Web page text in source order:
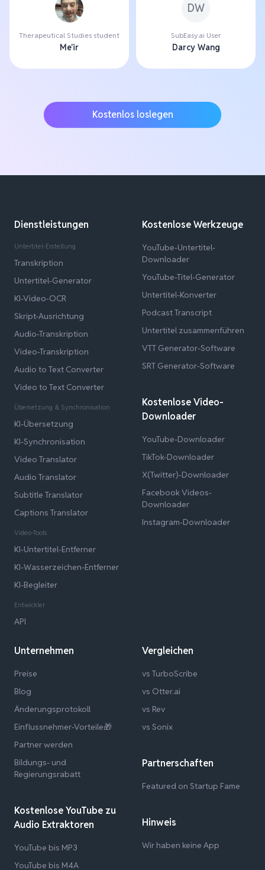
Therapeutical Studies student
Me'ir
DW
SubEasy.ai User
Darcy Wang
Kostenlos loslegen
Dienstleistungen
Untertitel-Erstellung
Transkription
Untertitel-Generator
KI-Video-OCR
Skript-Ausrichtung
Audio-Transkription
Video-Transkription
Audio to Text Converter
Video to Text Converter
Übersetzung & Synchronisation
KI-Übersetzung
KI-Synchronisation
Video Translator
Audio Translator
Subtitle Translator
Captions Translator
Video-Tools
KI-Untertitel-Entferner
KI-Wasserzeichen-Entferner
KI-Begleiter
Entwickler
API
Kostenlose Werkzeuge
YouTube-Untertitel-
Downloader
YouTube-Titel-Generator
Untertitel-Konverter
Podcast Transcript
Untertitel zusammenführen
VTT Generator-Software
SRT Generator-Software
Kostenlose Video-
Downloader
YouTube-Downloader
TikTok-Downloader
X(Twitter)-Downloader
Facebook Videos-
Downloader
Instagram-Downloader
Unternehmen
Preise
Blog
Änderungsprotokoll
Einflussnehmer-Vorteile🎁
Partner werden
Bildungs- und
Regierungsrabatt
Kostenlose YouTube zu
Audio Extraktoren
YouTube bis MP3
YouTube bis M4A
Vergleichen
vs TurboScribe
vs Otter.ai
vs Rev
vs Sonix
Partnerschaften
Featured on Startup Fame
Hinweis
Wir haben keine App